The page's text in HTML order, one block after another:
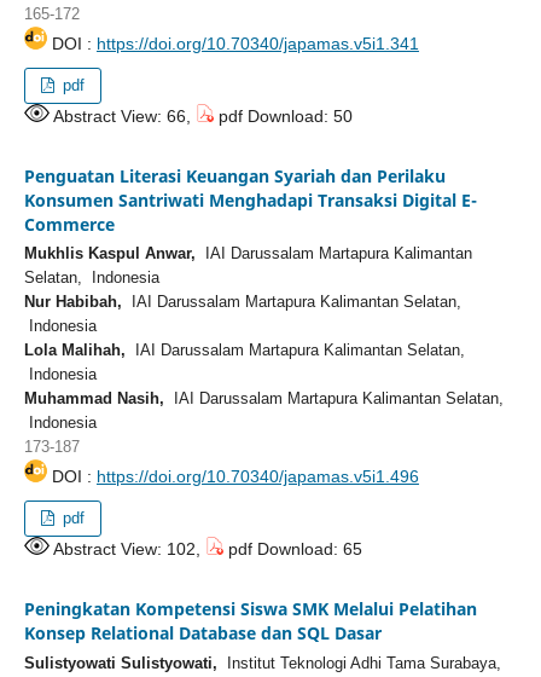
165-172
DOI : https://doi.org/10.70340/japamas.v5i1.341
pdf
Abstract View: 66, pdf Download: 50
Penguatan Literasi Keuangan Syariah dan Perilaku
Konsumen Santriwati Menghadapi Transaksi Digital E-
Commerce
Mukhlis Kaspul Anwar, IAI Darussalam Martapura Kalimantan
Selatan, Indonesia
Nur Habibah, IAI Darussalam Martapura Kalimantan Selatan,
Indonesia
Lola Malihah, IAI Darussalam Martapura Kalimantan Selatan,
Indonesia
Muhammad Nasih, IAI Darussalam Martapura Kalimantan Selatan,
Indonesia
173-187
DOI : https://doi.org/10.70340/japamas.v5i1.496
pdf
Abstract View: 102, pdf Download: 65
Peningkatan Kompetensi Siswa SMK Melalui Pelatihan
Konsep Relational Database dan SQL Dasar
Sulistyowati Sulistyowati, Institut Teknologi Adhi Tama Surabaya,